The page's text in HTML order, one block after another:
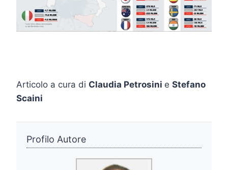
Articolo a cura di Claudia Petrosini e Stefano
Scaini
Profilo Autore